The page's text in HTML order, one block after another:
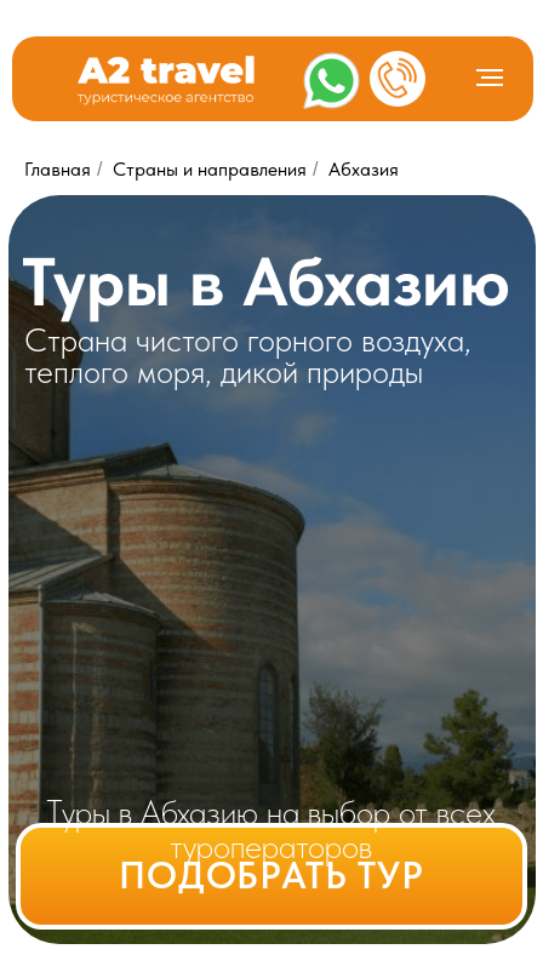
Главная / Страны и направления / Абхазия
ПОДОБРАТЬ ТУР
Туры в Абхазию
Страна чистого горного воздуха,
теплого моря, дикой природы
Туры в Абхазию на выбор от всех
туроператоров